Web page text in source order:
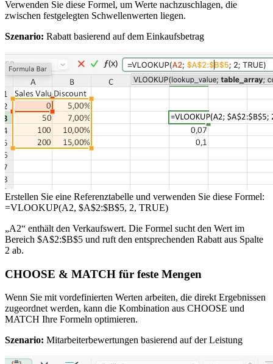
Verwenden Sie diese Formel, um Werte nachzuschlagen, die
zwischen festgelegten Schwellenwerten liegen.
Szenario: Rabatt basierend auf dem Einkaufsbetrag
Erstellen Sie eine Referenztabelle und verwenden Sie diese Formel:
=VLOOKUP(A2, $A$2:$B$5, 2, TRUE)
„A2“ enthält den Verkaufswert. Die Formel sucht den Wert im
Bereich $A$2:$B$5 und ruft den entsprechenden Rabatt aus Spalte
2 ab.
CHOOSE & MATCH für feste Mengen
Wenn Sie mit vordefinierten Werten arbeiten, die direkt Ergebnissen
zugeordnet werden, kann die Kombination aus CHOOSE und
MATCH Ihre Formeln optimieren.
Szenario: Mitarbeiterbewertungen basierend auf der Leistung